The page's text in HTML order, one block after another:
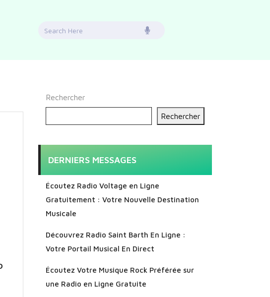
Search
Rechercher
Rechercher
DERNIERS MESSAGES
Écoutez Radio Voltage en Ligne
Gratuitement : Votre Nouvelle Destination
Musicale
Découvrez Radio Saint Barth En Ligne :
Votre Portail Musical En Direct
Écoutez Votre Musique Rock Préférée sur
une Radio en Ligne Gratuite